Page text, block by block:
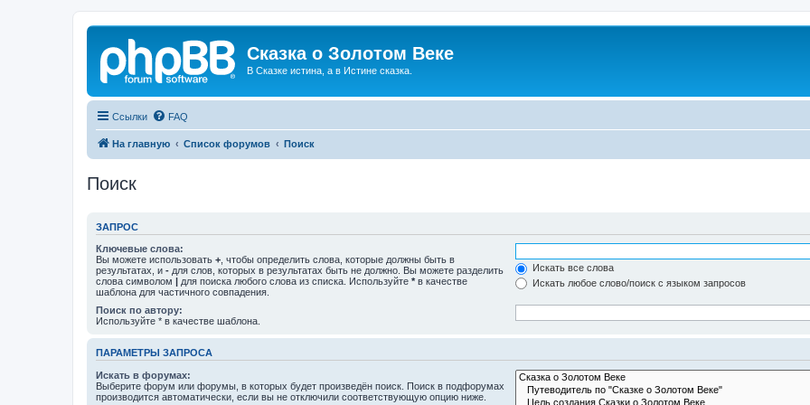
Сказка о Золотом Веке
В Сказке истина, а в Истине сказка.
Ссылки FAQ
На главную Список форумов Поиск
Поиск
ЗАПРОС
Ключевые слова:
Вы можете использовать + , чтобы определить слова, которые должны быть в
результатах, и - для слов, которых в результатах быть не должно. Вы можете разделить
слова символом | для поиска любого слова из списка. Используйте * в качестве
шаблона для частичного совпадения.
Искать все слова
Искать любое слово/поиск с языком запросов
Поиск по автору:
Используйте * в качестве шаблона.
ПАРАМЕТРЫ ЗАПРОСА
Искать в форумах:
Выберите форум или форумы, в которых будет произведён поиск. Поиск в подфорумах
производится автоматически, если вы не отключили соответствующую опцию ниже.